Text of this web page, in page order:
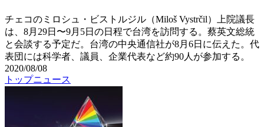
チェコのミロシュ・ビストルジル（Miloš Vystrčil）上院議長
は、8月29日〜9月5日の日程で台湾を訪問する。蔡英文総統
と会談する予定だ。台湾の中央通信社が8月6日に伝えた。代
表団には科学者、議員、企業代表など約90人が参加する。
2020/08/08
トップニュース